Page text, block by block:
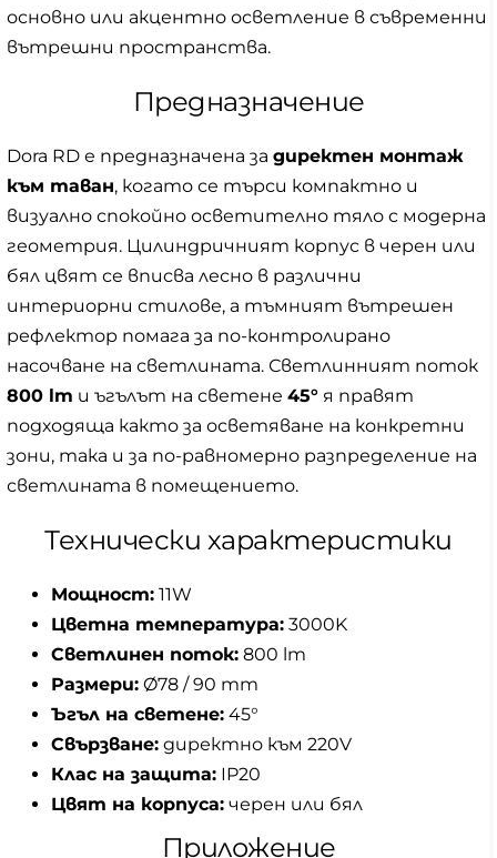
основно или акцентно осветление в съвременни
вътрешни пространства.
Предназначение
Dora RD е предназначена за директен монтаж
към таван, когато се търси компактно и
визуално спокойно осветително тяло с модерна
геометрия. Цилиндричният корпус в черен или
бял цвят се вписва лесно в различни
интериорни стилове, а тъмният вътрешен
рефлектор помага за по-контролирано
насочване на светлината. Светлинният поток
800 lm и ъгълът на светене 45° я правят
подходяща както за осветяване на конкретни
зони, така и за по-равномерно разпределение на
светлината в помещението.
Технически характеристики
Мощност: 11W
Цветна температура: 3000K
Светлинен поток: 800 lm
Размери: Ø78 / 90 mm
Ъгъл на светене: 45°
Свързване: директно към 220V
Клас на защита: IP20
Цвят на корпуса: черен или бял
Приложение